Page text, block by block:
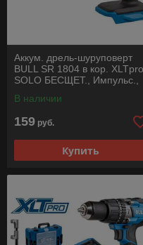
Аккум. дрель-шуруповерт
BULL SR 1804 в кор. XLTpro
SOLO БЕСЩЕТ., Импульс.,
В наличии
159 руб.
Купить